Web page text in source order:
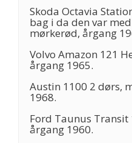
Skoda Octavia
bag i da den var
mørkerød, årgang
Volvo Amazon 121
årgang 1965.
Austin 1100 2 dørs,
1968.
Ford Taunus Transit
årgang 1960.